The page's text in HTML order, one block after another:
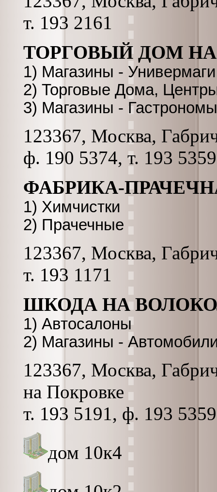
т. 193 2161
ТОРГОВЫЙ ДОМ
1) Магазины - Универмаги
2) Торговые Дома,
3) Магазины -
123367, Москва,
ф. 190 5374, т. 193 5359
ФАБРИКА-
1) Химчистки
2) Прачечные
123367, Москва,
т. 193 1171
ШКОДА НА
1) Автосалоны
2) Магазины -
123367, Москва,
на Покровке
т. 193 5191, ф. 193 5359
дом 10к4